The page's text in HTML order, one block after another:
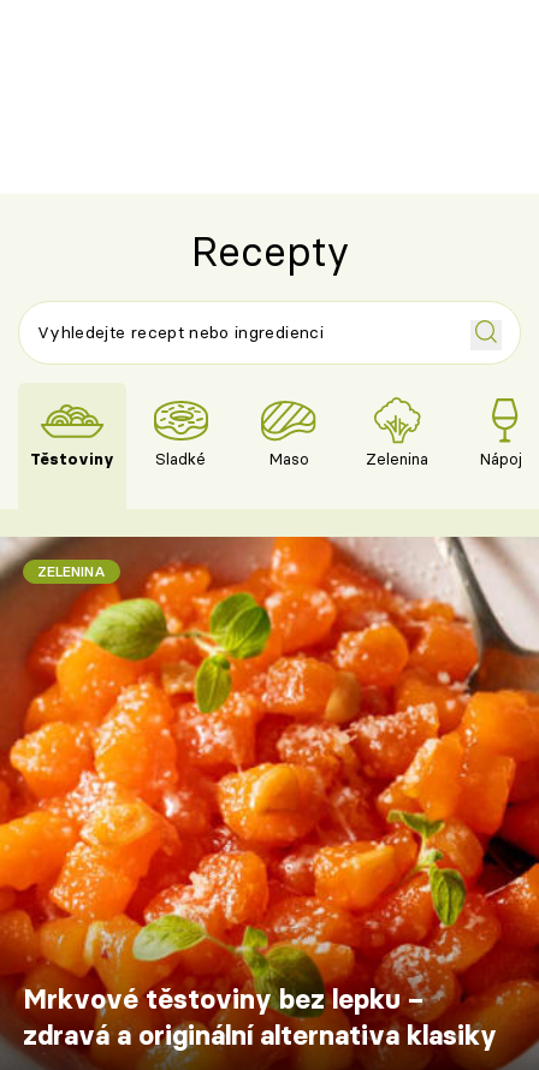
Recepty
Těstoviny Sladké Maso Zelenina Nápoje
ZELENINA
Mrkvové těstoviny bez lepku –
zdravá a originální alternativa klasiky